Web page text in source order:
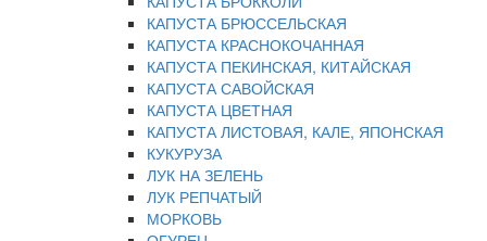
КАПУСТА БРЮССЕЛЬСКАЯ
КАПУСТА КРАСНОКОЧАННАЯ
КАПУСТА ПЕКИНСКАЯ, КИТАЙСКАЯ
КАПУСТА САВОЙСКАЯ
КАПУСТА ЦВЕТНАЯ
КАПУСТА ЛИСТОВАЯ, КАЛЕ, ЯПОНСКАЯ
КУКУРУЗА
ЛУК НА ЗЕЛЕНЬ
ЛУК РЕПЧАТЫЙ
МОРКОВЬ